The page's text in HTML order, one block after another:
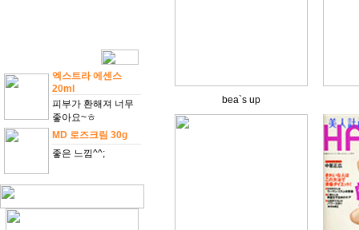
엑스트라 에센스
20ml
피부가 환해져 너무
좋아요~ㅎ
MD 로즈크림 30g
좋은 느낌^^;
bea`s up